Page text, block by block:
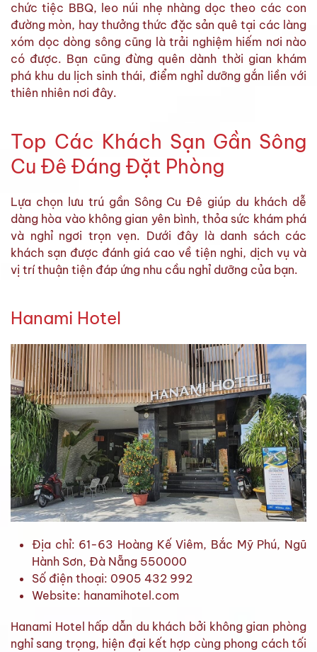
chức tiệc BBQ, leo núi nhẹ nhàng dọc theo các con
đường mòn, hay thưởng thức đặc sản quê tại các làng
xóm dọc dòng sông cũng là trải nghiệm hiếm nơi nào
có được. Bạn cũng đừng quên dành thời gian khám
phá khu du lịch sinh thái, điểm nghỉ dưỡng gắn liền với
thiên nhiên nơi đây.
Top Các Khách Sạn Gần Sông
Cu Đê Đáng Đặt Phòng
Lựa chọn lưu trú gần Sông Cu Đê giúp du khách dễ
dàng hòa vào không gian yên bình, thỏa sức khám phá
và nghỉ ngơi trọn vẹn. Dưới đây là danh sách các
khách sạn được đánh giá cao về tiện nghi, dịch vụ và
vị trí thuận tiện đáp ứng nhu cầu nghỉ dưỡng của bạn.
Hanami Hotel
Địa chỉ: 61-63 Hoàng Kế Viêm, Bắc Mỹ Phú, Ngũ
Hành Sơn, Đà Nẵng 550000
Số điện thoại: 0905 432 992
Website: hanamihotel.com
Hanami Hotel hấp dẫn du khách bởi không gian phòng
nghỉ sang trọng, hiện đại kết hợp cùng phong cách tối